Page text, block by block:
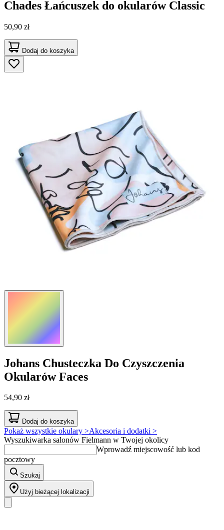
Chades Łańcuszek do okularów Classic
50,90 zł
Dodaj do koszyka
Johans Chusteczka Do Czyszczenia
Okularów Faces
54,90 zł
Dodaj do koszyka
Pokaż wszystkie okulary >Akcesoria i dodatki >
Wyszukiwarka salonów Fielmann w Twojej okolicy
Wprowadź miejscowość lub kod
pocztowy
Szukaj
Użyj bieżącej lokalizacji